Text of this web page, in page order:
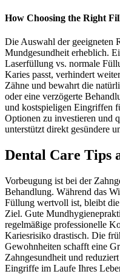
How Choosing the Right
Die Auswahl der geeigneten
Mundgesundheit erheblich.
Laserfüllung vs. normale
Karies passt, verhindert
Zähne und bewahrt die
oder eine verzögerte
und kostspieligen Eingriffen
Optionen zu investieren und
unterstützt direkt gesündere
Dental Care Tips
Vorbeugung ist bei der
Behandlung. Während das
Füllung wertvoll ist, bleibt
Ziel. Gute
regelmäßige professionelle
Kariesrisiko drastisch. Die
Gewohnheiten schafft eine
Zahngesundheit und
Eingriffe im Laufe Ihres